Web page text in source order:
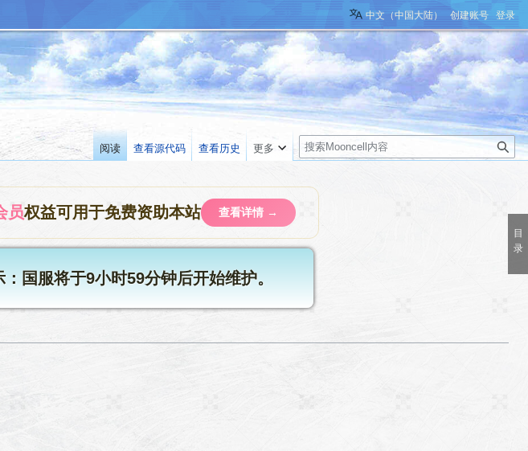
员权益可用于免费资助本站 查看详情 →
国服将于9小时59分钟后开始维护。
中文（中国大陆） 创建账号 登录
阅读 查看源代码 查看历史 更多
搜
索